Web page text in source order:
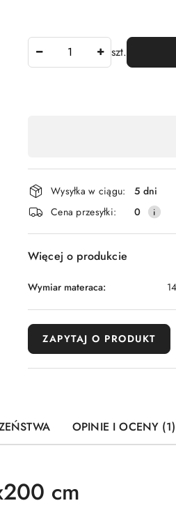
szt.
płatność
i
dostawa
Wysyłka w ciągu:
5 dni
Cena przesyłki:
0
Więcej o produkcie
Wymiar materaca:
ZAPYTAJ O PRODUKT
OPINIE I OCENY (1)
cm